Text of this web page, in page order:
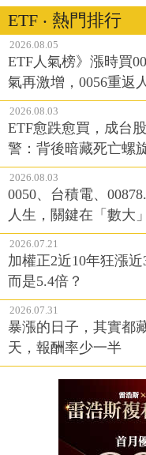
ETF ‧ 熱門排行
2026.08.05
ETF人氣榜》漲時買
氣再激增，0056重返
2026.08.03
ETF愈跌愈買，成台
警：背後暗藏死亡螺
2026.08.03
0050、台積電、
人生，關鍵在「數大」
2026.07.21
加權正2近10年狂漲
而是5.4倍？
2026.07.31
暴漲的日子，其實都
天，報酬率少一半